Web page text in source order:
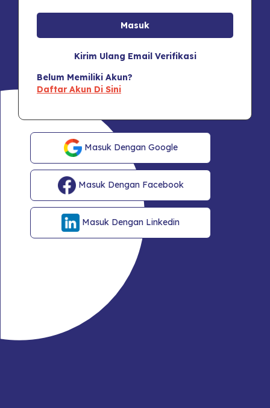
Kirim Ulang Email Verifikasi
Belum Memiliki Akun?
Daftar Akun Di Sini
Masuk Dengan Google
Masuk Dengan Facebook
Masuk Dengan Linkedin